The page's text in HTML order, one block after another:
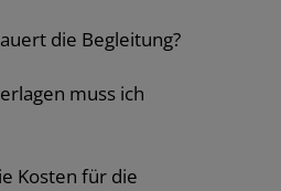
die Begleitung?
muss ich
Kosten für die